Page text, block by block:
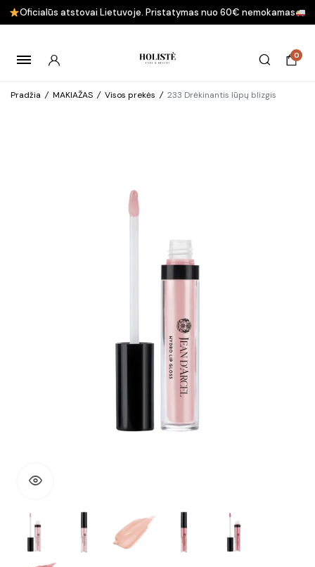
Oficialūs atstovai Lietuvoje. Pristatymas nuo 60€ nemokamas
0
Pradžia / MAKIAŽAS / Visos prekės / 233 Drėkinantis lūpų blizgis